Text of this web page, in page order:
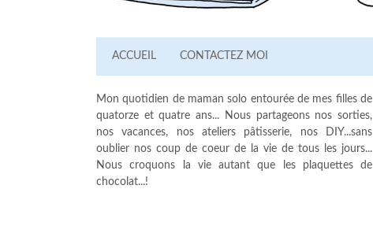
ACCUEIL CONTACTEZ MOI
Mon quotidien de maman solo entourée de mes filles de
quatorze et quatre ans... Nous partageons nos sorties,
nos vacances, nos ateliers pâtisserie, nos DIY...sans
oublier nos coup de coeur de la vie de tous les jours...
Nous croquons la vie autant que les plaquettes de
chocolat...!